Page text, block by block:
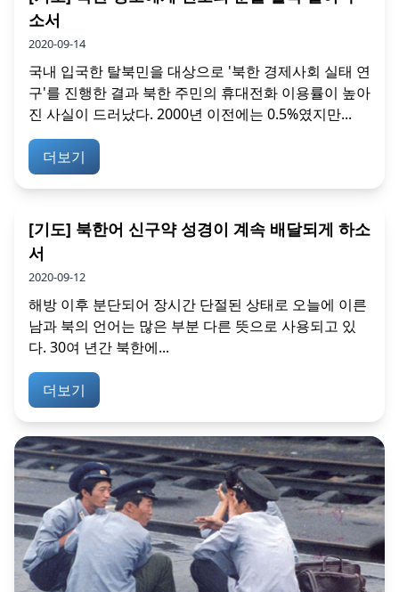
소서
2020-09-14
국내 입국한 탈북민을 대상으로 '북한 경제사회 실태 연
구'를 진행한 결과 북한 주민의 휴대전화 이용률이 높아
진 사실이 드러났다. 2000년 이전에는 0.5%였지만...
더보기
[기도] 북한어 신구약 성경이 계속 배달되게 하소
서
2020-09-12
해방 이후 분단되어 장시간 단절된 상태로 오늘에 이른
남과 북의 언어는 많은 부분 다른 뜻으로 사용되고 있
다. 30여 년간 북한에...
더보기